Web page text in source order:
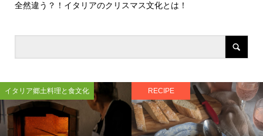
全然違う？！イタリアのクリスマス文化とは！
イタリア郷土料理と食文化 RECIPE